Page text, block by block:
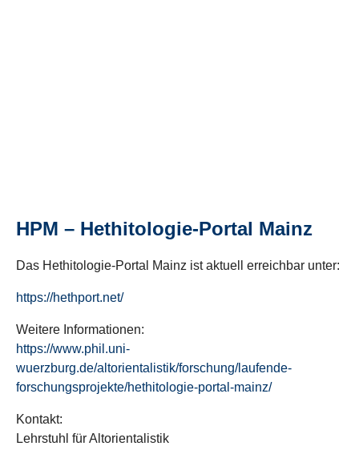
HPM – Hethitologie-Portal Mainz
Das Hethitologie-Portal Mainz ist aktuell erreichbar unter:
https://hethport.net/
Weitere Informationen:
https://www.phil.uni-
wuerzburg.de/altorientalistik/forschung/laufende-
forschungsprojekte/hethitologie-portal-mainz/
Kontakt:
Lehrstuhl für Altorientalistik